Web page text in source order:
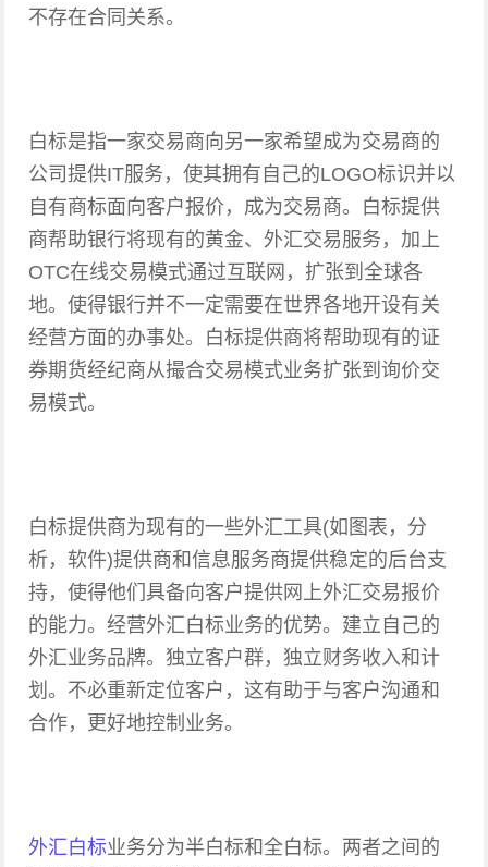
不存在合同关系。
白标是指一家交易商向另一家希望成为交易商的
公司提供IT服务，使其拥有自己的LOGO标识并以
自有商标面向客户报价，成为交易商。白标提供
商帮助银行将现有的黄金、外汇交易服务，加上
OTC在线交易模式通过互联网，扩张到全球各
地。使得银行并不一定需要在世界各地开设有关
经营方面的办事处。白标提供商将帮助现有的证
券期货经纪商从撮合交易模式业务扩张到询价交
易模式。
白标提供商为现有的一些外汇工具(如图表，分
析，软件)提供商和信息服务商提供稳定的后台支
持，使得他们具备向客户提供网上外汇交易报价
的能力。经营外汇白标业务的优势。建立自己的
外汇业务品牌。独立客户群，独立财务收入和计
划。不必重新定位客户，这有助于与客户沟通和
合作，更好地控制业务。
外汇白标业务分为半白标和全白标。两者之间的